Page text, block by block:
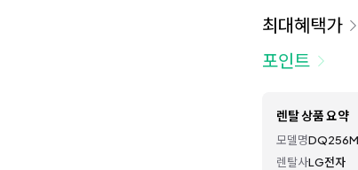
최대혜택가
포인트
렌탈 상품 요약
모델명
렌탈사LG전자